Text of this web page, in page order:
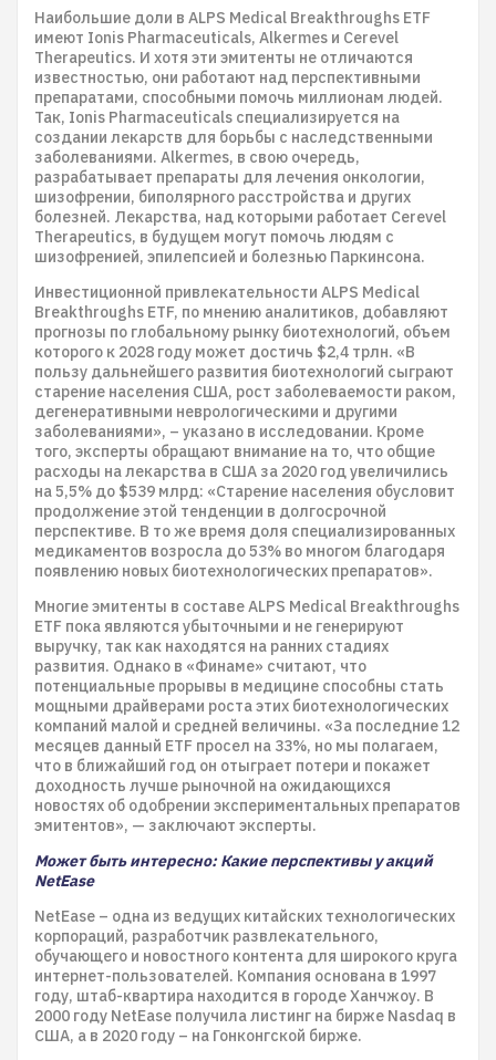
Наибольшие доли в ALPS Medical Breakthroughs ETF
имеют Ionis Pharmaceuticals, Alkermes и Cerevel
Therapeutics. И хотя эти эмитенты не отличаются
известностью, они работают над перспективными
препаратами, способными помочь миллионам людей.
Так, Ionis Pharmaceuticals специализируется на
создании лекарств для борьбы с наследственными
заболеваниями. Alkermes, в свою очередь,
разрабатывает препараты для лечения онкологии,
шизофрении, биполярного расстройства и других
болезней. Лекарства, над которыми работает Cerevel
Therapeutics, в будущем могут помочь людям с
шизофренией, эпилепсией и болезнью Паркинсона.
Инвестиционной привлекательности ALPS Medical
Breakthroughs ETF, по мнению аналитиков, добавляют
прогнозы по глобальному рынку биотехнологий, объем
которого к 2028 году может достичь $2,4 трлн. «В
пользу дальнейшего развития биотехнологий сыграют
старение населения США, рост заболеваемости раком,
дегенеративными неврологическими и другими
заболеваниями», – указано в исследовании. Кроме
того, эксперты обращают внимание на то, что общие
расходы на лекарства в США за 2020 год увеличились
на 5,5% до $539 млрд: «Старение населения обусловит
продолжение этой тенденции в долгосрочной
перспективе. В то же время доля специализированных
медикаментов возросла до 53% во многом благодаря
появлению новых биотехнологических препаратов».
Многие эмитенты в составе ALPS Medical Breakthroughs
ETF пока являются убыточными и не генерируют
выручку, так как находятся на ранних стадиях
развития. Однако в «Финаме» считают, что
потенциальные прорывы в медицине способны стать
мощными драйверами роста этих биотехнологических
компаний малой и средней величины. «За последние 12
месяцев данный ETF просел на 33%, но мы полагаем,
что в ближайший год он отыграет потери и покажет
доходность лучше рыночной на ожидающихся
новостях об одобрении экспериментальных препаратов
эмитентов», — заключают эксперты.
Может быть интересно: Какие перспективы у акций
NetEase
NetEase – одна из ведущих китайских технологических
корпораций, разработчик развлекательного,
обучающего и новостного контента для широкого круга
интернет-пользователей. Компания основана в 1997
году, штаб-квартира находится в городе Ханчжоу. В
2000 году NetEase получила листинг на бирже Nasdaq в
США, а в 2020 году – на Гонконгской бирже.